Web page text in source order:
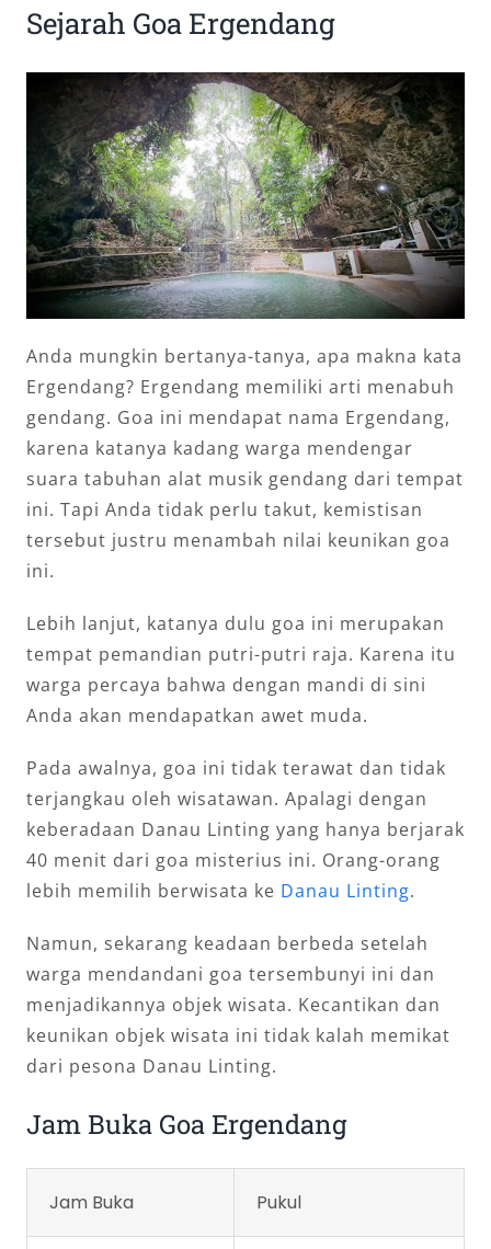
Sejarah Goa Ergendang
Anda mungkin bertanya-tanya, apa makna kata
Ergendang? Ergendang memiliki arti menabuh
gendang. Goa ini mendapat nama Ergendang,
karena katanya kadang warga mendengar
suara tabuhan alat musik gendang dari tempat
ini. Tapi Anda tidak perlu takut, kemistisan
tersebut justru menambah nilai keunikan goa
ini.
Lebih lanjut, katanya dulu goa ini merupakan
tempat pemandian putri-putri raja. Karena itu
warga percaya bahwa dengan mandi di sini
Anda akan mendapatkan awet muda.
Pada awalnya, goa ini tidak terawat dan tidak
terjangkau oleh wisatawan. Apalagi dengan
keberadaan Danau Linting yang hanya berjarak
40 menit dari goa misterius ini. Orang-orang
lebih memilih berwisata ke Danau Linting.
Namun, sekarang keadaan berbeda setelah
warga mendandani goa tersembunyi ini dan
menjadikannya objek wisata. Kecantikan dan
keunikan objek wisata ini tidak kalah memikat
dari pesona Danau Linting.
Jam Buka Goa Ergendang
Jam Buka Pukul